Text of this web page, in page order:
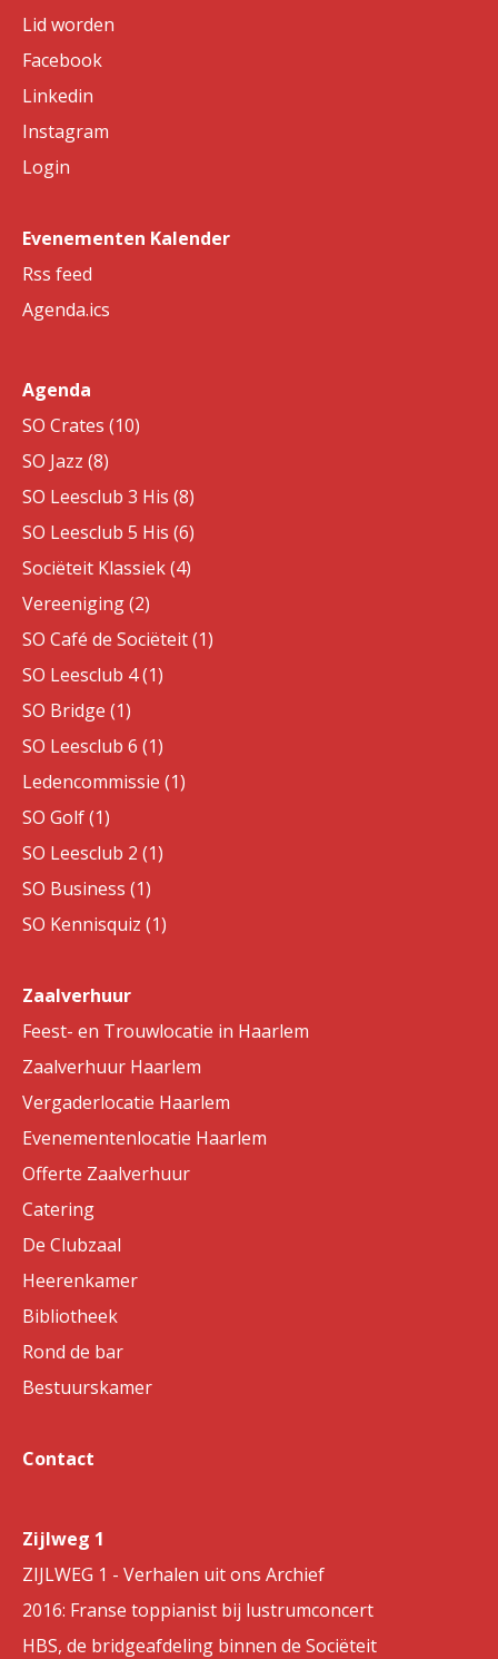
Lid worden
Facebook
Linkedin
Instagram
Login
Evenementen Kalender
Rss feed
Agenda.ics
Agenda
SO Crates (10)
SO Jazz (8)
SO Leesclub 3 His (8)
SO Leesclub 5 His (6)
Sociëteit Klassiek (4)
Vereeniging (2)
SO Café de Sociëteit (1)
SO Leesclub 4 (1)
SO Bridge (1)
SO Leesclub 6 (1)
Ledencommissie (1)
SO Golf (1)
SO Leesclub 2 (1)
SO Business (1)
SO Kennisquiz (1)
Zaalverhuur
Feest- en Trouwlocatie in Haarlem
Zaalverhuur Haarlem
Vergaderlocatie Haarlem
Evenementenlocatie Haarlem
Offerte Zaalverhuur
Catering
De Clubzaal
Heerenkamer
Bibliotheek
Rond de bar
Bestuurskamer
Contact
Zijlweg 1
ZIJLWEG 1 - Verhalen uit ons Archief
2016: Franse toppianist bij lustrumconcert
HBS, de bridgeafdeling binnen de Sociëteit